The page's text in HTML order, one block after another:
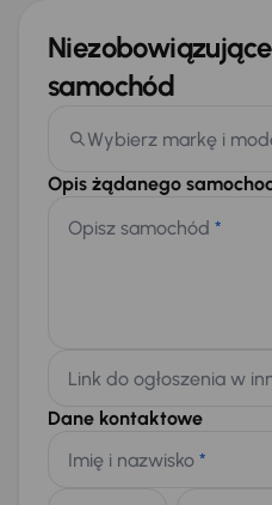
samochód
Wybierz markę i
Opis żądanego
Opisz samochód *
Link do ogłoszenia w
Dane kontaktowe
Imię i nazwisko *